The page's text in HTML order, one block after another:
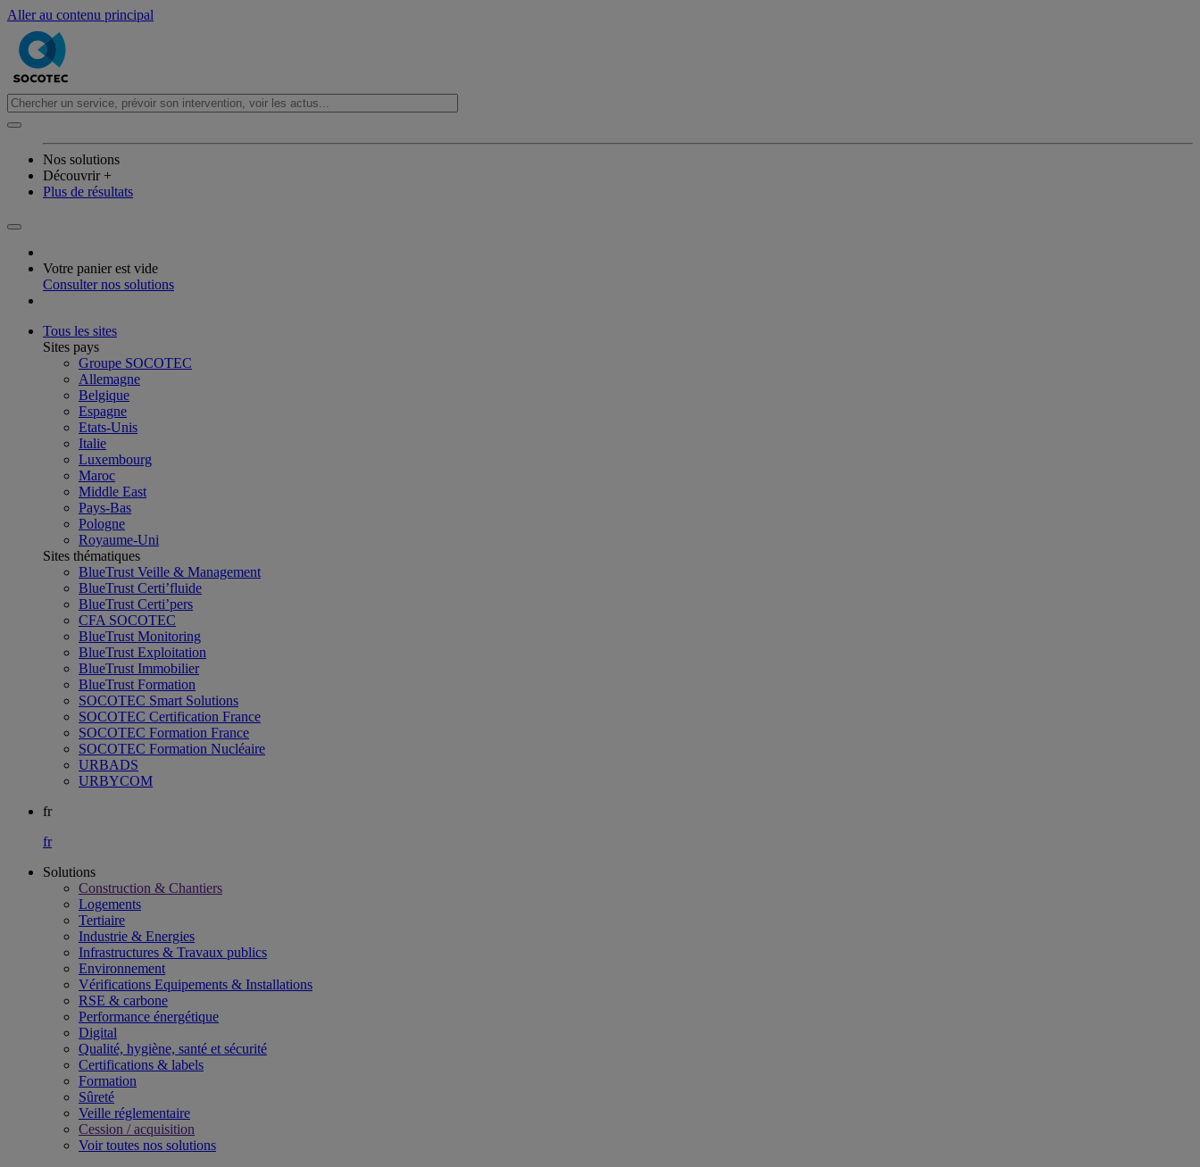
Aller au contenu principal
Nos solutions
Découvrir +
Plus de résultats
Votre panier est vide
Consulter nos solutions
Tous les sites
Sites pays
Groupe SOCOTEC
Allemagne
Belgique
Espagne
Etats-Unis
Italie
Luxembourg
Maroc
Middle East
Pays-Bas
Pologne
Royaume-Uni
Sites thématiques
BlueTrust Veille & Management
BlueTrust Certi’fluide
BlueTrust Certi’pers
CFA SOCOTEC
BlueTrust Monitoring
BlueTrust Exploitation
BlueTrust Immobilier
BlueTrust Formation
SOCOTEC Smart Solutions
SOCOTEC Certification France
SOCOTEC Formation France
SOCOTEC Formation Nucléaire
URBADS
URBYCOM
fr
fr
Solutions
Construction & Chantiers
Logements
Tertiaire​
Industrie & Energies
Infrastructures & Travaux publics​
Environnement​
Vérifications Equipements & Installations​
RSE & carbone​
Performance énergétique​
Digital
Qualité, hygiène, santé et sécurité​
Certifications & labels​
Formation​
Sûreté​
Veille réglementaire
Cession / acquisition​
Voir toutes nos solutions